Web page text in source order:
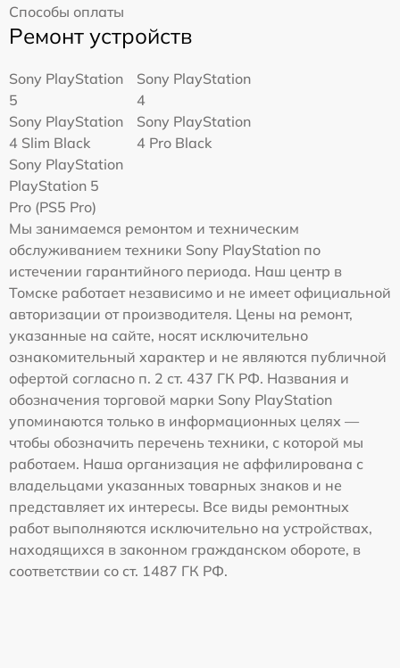
Способы оплаты
Ремонт устройств
Sony PlayStation
5
Sony PlayStation
4
Sony PlayStation
4 Slim Black
Sony PlayStation
4 Pro Black
Sony PlayStation
PlayStation 5
Pro (PS5 Pro)
Мы занимаемся ремонтом и техническим
обслуживанием техники Sony PlayStation по
истечении гарантийного периода. Наш центр в
Томске работает независимо и не имеет официальной
авторизации от производителя. Цены на ремонт,
указанные на сайте, носят исключительно
ознакомительный характер и не являются публичной
офертой согласно п. 2 ст. 437 ГК РФ. Названия и
обозначения торговой марки Sony PlayStation
упоминаются только в информационных целях —
чтобы обозначить перечень техники, с которой мы
работаем. Наша организация не аффилирована с
владельцами указанных товарных знаков и не
представляет их интересы. Все виды ремонтных
работ выполняются исключительно на устройствах,
находящихся в законном гражданском обороте, в
соответствии со ст. 1487 ГК РФ.